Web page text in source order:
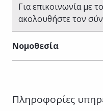
Για επικοινωνία με
ακολουθήστε τον
Νομοθεσία
Πληροφορίες